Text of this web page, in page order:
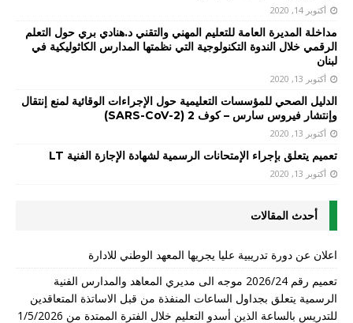
أكتوبر 14, 2020
مداخلة المديرة العامة للتعليم المهني والتقني د.هنادي بري حول التعلم
الرقمي خلال الندوة التكنولوجية التي نظمتها المدارس الكاثوليكية في
لبنان
أكتوبر 13, 2020
الدليل الصحي للمؤسسات التعليمية حول الإجراءات الوقائية لمنع إنتقال
وإنتشار فيروس سارس – كوف 2 (SARS-CoV-2)
أكتوبر 13, 2020
تعميم يتعلق بإجراء الإمتحانات الرسمية لشهادة الإجازة الفنية LT
أكتوبر 13, 2020
أحدث المقالات
اعلان عن دورة تدريبية عليا يجريها المعهد الوطني للادارة
تعميم رقم 2026/24 موجه الى مديري المعاهد والمدارس الفنية
الرسمية يتعلق بجداول الساعات المنفذة من قبل الاساتذة المتعاقدين
للتدريس بالساعة الذين أسدو التعليم خلال الفترة الممتدة من 1/5/2026